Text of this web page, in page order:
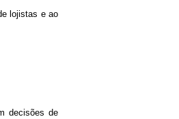
lojistas e ao
decisões de